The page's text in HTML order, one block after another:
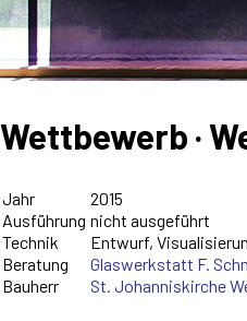
Wettbewerb ·
Jahr
2015
Ausführung nicht ausgeführt
Technik
Entwurf,
Beratung
Glaswerkstatt F.
Bauherr
St. Johanniskirche